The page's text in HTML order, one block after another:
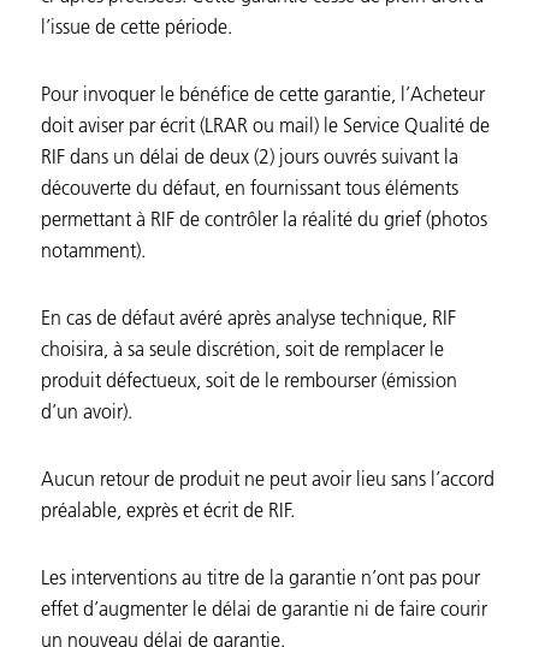
l’issue de cette période.
Pour invoquer le bénéfice de cette garantie, l’Acheteur
doit aviser par écrit (LRAR ou mail) le Service Qualité de
RIF dans un délai de deux (2) jours ouvrés suivant la
découverte du défaut, en fournissant tous éléments
permettant à RIF de contrôler la réalité du grief (photos
notamment).
En cas de défaut avéré après analyse technique, RIF
choisira, à sa seule discrétion, soit de remplacer le
produit défectueux, soit de le rembourser (émission
d’un avoir).
Aucun retour de produit ne peut avoir lieu sans l’accord
préalable, exprès et écrit de RIF.
Les interventions au titre de la garantie n’ont pas pour
effet d’augmenter le délai de garantie ni de faire courir
un nouveau délai de garantie.